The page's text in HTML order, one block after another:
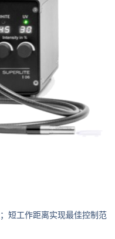
短工作距离实现最佳控制范